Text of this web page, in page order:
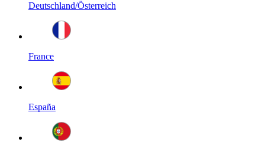
Deutschland/Österreich
France
España